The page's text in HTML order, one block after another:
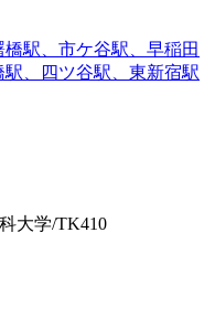
駅、市ケ谷駅、早稲田
、四ツ谷駅、東新宿駅
大学/TK410